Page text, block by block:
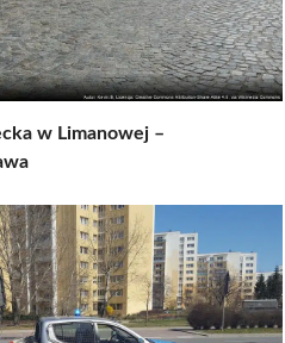
w Limanowej –